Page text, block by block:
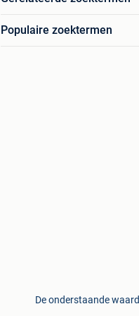
Populaire zoektermen
De onderstaande